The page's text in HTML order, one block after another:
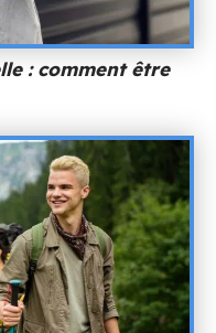
: comment être